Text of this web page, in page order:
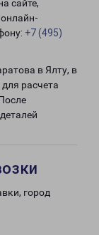
сайте,
+7 (495)
в Ялту, в
расчета
город